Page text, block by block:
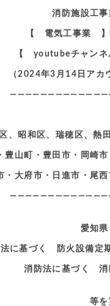
消防施設工
【 電気工事業
【 youtubeチャン
（2024年3月14日アカ
昭和区、瑞穂区、
山町・豊田市・岡崎
・大府市・日進市・尾
愛知
に基づく 防火設備定
消防法に基づく 消
等を